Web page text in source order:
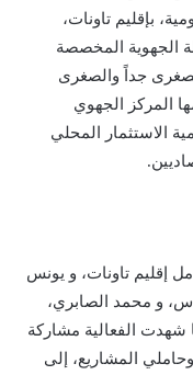
بإقليم تاونات،
الجهوية المخصصة
جداً والصغرى
المركز الجهوي
الاستثمار المحلي
إقليم تاونات، و يونس
و محمد الصابري،
شهدت الفعالية مشاركة
وحاملي المشاريع، إلى